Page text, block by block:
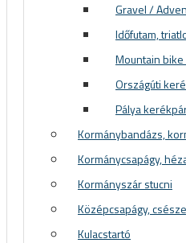
Gravel /
Időfutam,
Mountain
Országúti
Pálya
Kormánybandázs,
Kormánycsapágy,
Kormányszár stucni
Középcsapágy,
Kulacstartó